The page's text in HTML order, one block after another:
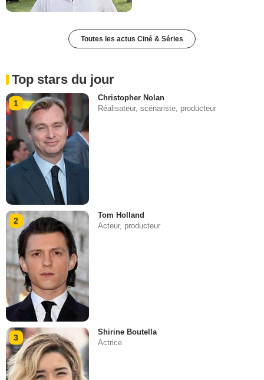
Toutes les actus Ciné & Séries
Top stars du jour
1
Christopher Nolan
Réalisateur, scénariste, producteur
2
Tom Holland
Acteur, producteur
3
Shirine Boutella
Actrice